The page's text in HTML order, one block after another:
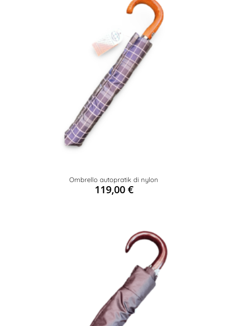
Ombrello autopratik di nylon
119,00€